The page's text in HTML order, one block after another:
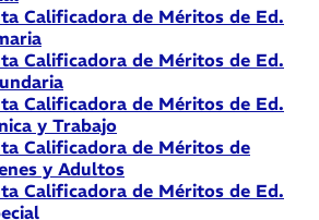
Calificadora de Méritos de Ed.
Calificadora de Méritos de Ed.
Calificadora de Méritos de Ed.
y Trabajo
Calificadora de Méritos de
y Adultos
Calificadora de Méritos de Ed.